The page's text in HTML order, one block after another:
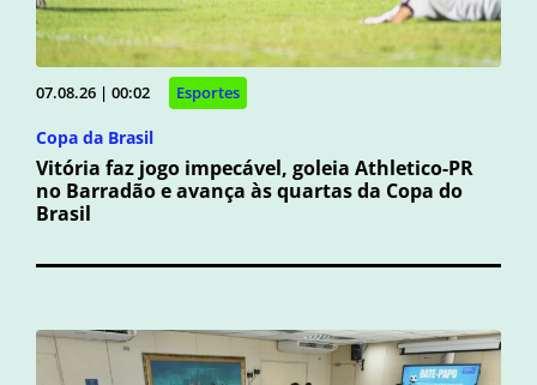
07.08.26 | 00:02 Esportes
Copa da Brasil
Vitória faz jogo impecável, goleia Athletico-PR
no Barradão e avança às quartas da Copa do
Brasil